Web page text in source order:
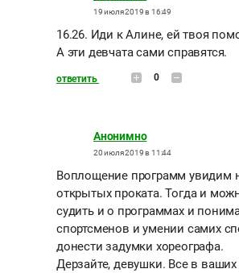
19 июля 2019 в 16:49
16.26. Иди к Алине, ей твоя
А эти девчата сами справятся.
ответить 0
Анонимно
20 июля 2019 в 11:44
Воплощение программ увидим
открытых проката. Тогда и
судить и о программах и
спортсменов и умении самих
донести задумки хореографа.
Дерзайте, девушки. Все в ваших